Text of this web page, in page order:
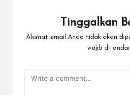
Tinggalkan
Alamat email Anda tidak akan
wajib ditandai